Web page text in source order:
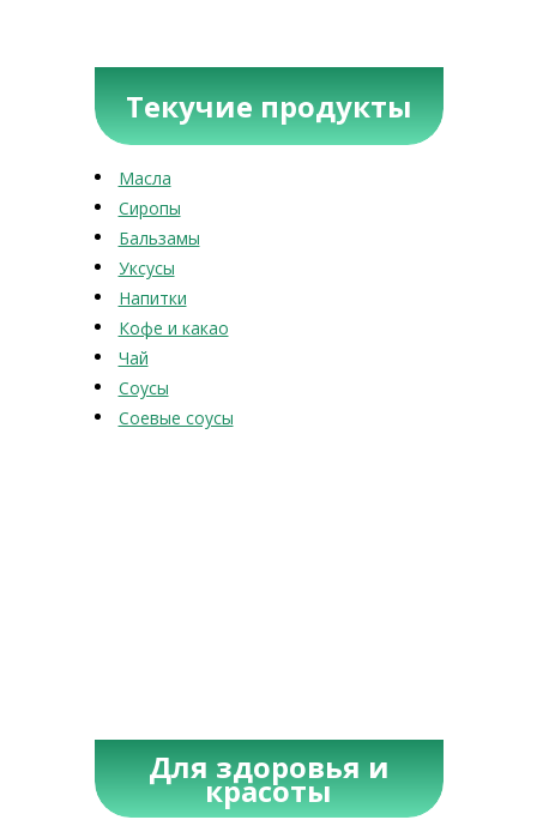
Текучие продукты
Масла
Сиропы
Бальзамы
Уксусы
Напитки
Кофе и какао
Чай
Соусы
Соевые соусы
Для здоровья и
красоты